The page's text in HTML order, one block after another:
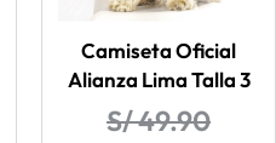
Camiseta Oficial
Alianza Lima Talla 3
S/49.90